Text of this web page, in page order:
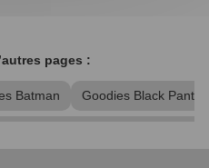
pages :
Batman Goodies Black